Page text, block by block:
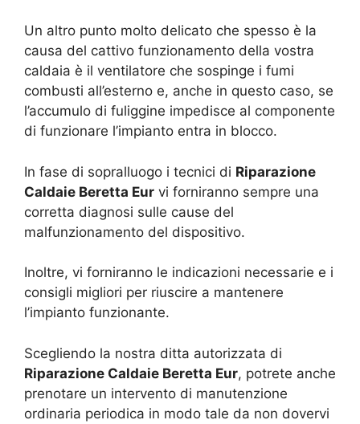
Un altro punto molto delicato che spesso è la
causa del cattivo funzionamento della vostra
caldaia è il ventilatore che sospinge i fumi
combusti all’esterno e, anche in questo caso, se
l’accumulo di fuliggine impedisce al componente
di funzionare l’impianto entra in blocco.
In fase di sopralluogo i tecnici di Riparazione
Caldaie Beretta Eur vi forniranno sempre una
corretta diagnosi sulle cause del
malfunzionamento del dispositivo.
Inoltre, vi forniranno le indicazioni necessarie e i
consigli migliori per riuscire a mantenere
l’impianto funzionante.
Scegliendo la nostra ditta autorizzata di
Riparazione Caldaie Beretta Eur, potrete anche
prenotare un intervento di manutenzione
ordinaria periodica in modo tale da non dovervi